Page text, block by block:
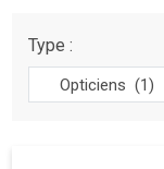
Type :